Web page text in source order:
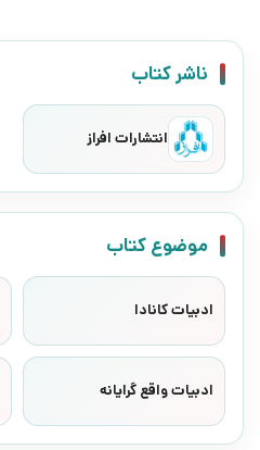
ناشر کتاب
انتشارات افراز
موضوع کتاب
ادبیات کانادا
ادبیات واقع گرایانه